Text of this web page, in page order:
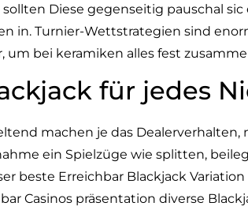
Diese gegenseitig pauschal sic
in. Turnier-Wettstrategien sind
um bei keramiken alles fest
für jedes
machen je das
ein Spielzüge wie splitten,
beste Erreichbar Blackjack
Casinos präsentation diverse